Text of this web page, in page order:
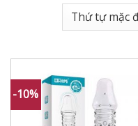
-10%